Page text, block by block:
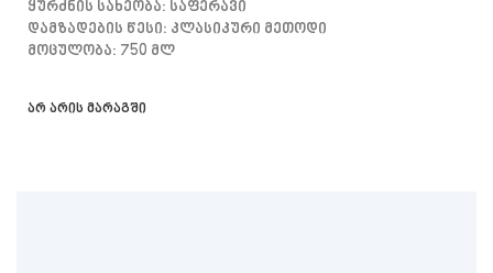
Ყურძნის Სახეობა: Საფერავი
Დამზადების Წესი: Კლასიკური Მეთოდი
Მოცულობა: 750 Მლ
არ არის მარაგში